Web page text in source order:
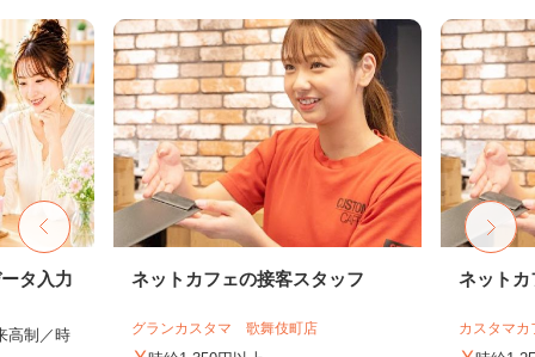
タ入力
高制／時
ネットカフェの接客スタッフ
グランカスタマ 歌舞伎町店
ネットカ
カスタマ